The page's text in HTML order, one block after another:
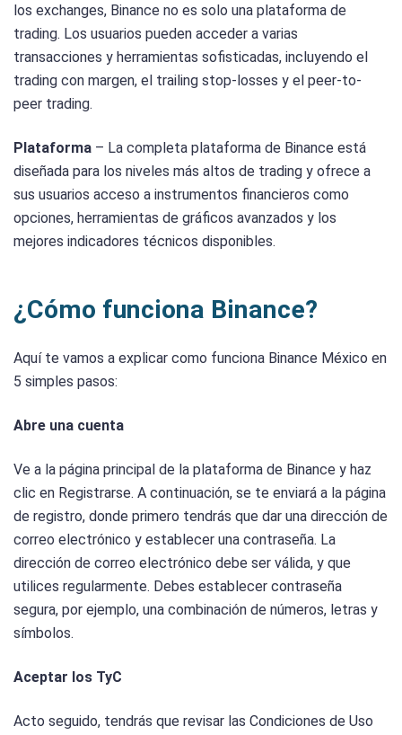
los exchanges, Binance no es solo una plataforma de
trading. Los usuarios pueden acceder a varias
transacciones y herramientas sofisticadas, incluyendo el
trading con margen, el trailing stop-losses y el peer-to-
peer trading.
Plataforma – La completa plataforma de Binance está
diseñada para los niveles más altos de trading y ofrece a
sus usuarios acceso a instrumentos financieros como
opciones, herramientas de gráficos avanzados y los
mejores indicadores técnicos disponibles.
¿Cómo funciona Binance?
Aquí te vamos a explicar como funciona Binance México en
5 simples pasos:
Abre una cuenta
Ve a la página principal de la plataforma de Binance y haz
clic en Registrarse. A continuación, se te enviará a la página
de registro, donde primero tendrás que dar una dirección de
correo electrónico y establecer una contraseña. La
dirección de correo electrónico debe ser válida, y que
utilices regularmente. Debes establecer contraseña
segura, por ejemplo, una combinación de números, letras y
símbolos.
Aceptar los TyC
Acto seguido, tendrás que revisar las Condiciones de Uso